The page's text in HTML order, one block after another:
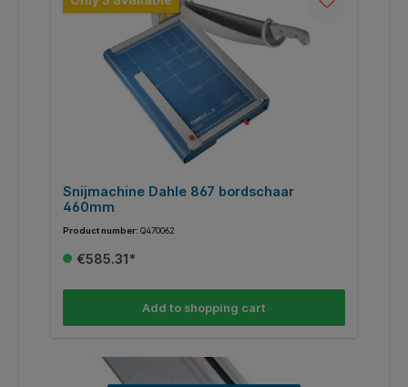
Snijmachine Dahle 867 bordschaar
460mm
Product number: Q470062
€585.31*
Add to shopping cart